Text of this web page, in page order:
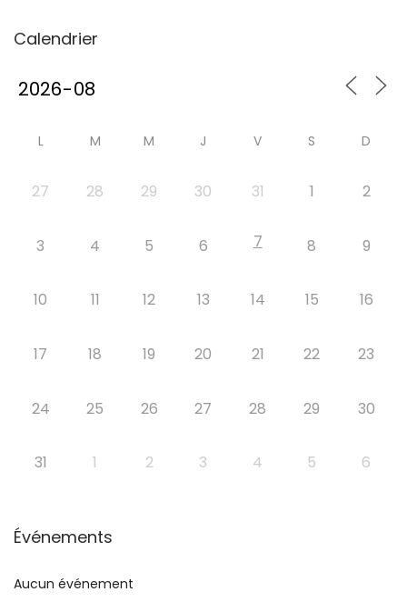
Calendrier
L M M J V S D
27 28 29 30 31 1 2
3 4 5 6 7 8 9
10 11 12 13 14 15 16
17 18 19 20 21 22 23
24 25 26 27 28 29 30
31 1 2 3 4 5 6
Événements
Aucun événement